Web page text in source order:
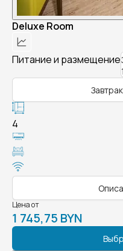
Deluxe Room
Питание и размещение
4
Цена от
1 745,75 BYN